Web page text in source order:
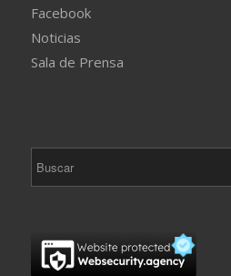
Facebook
Noticias
Sala de Prensa